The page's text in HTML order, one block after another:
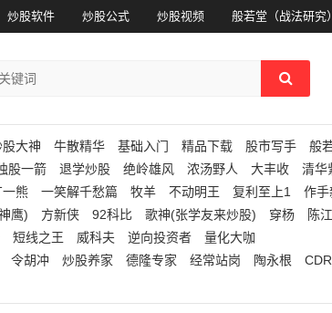
炒股软件 炒股公式 炒股视频 般若堂（战法研究）
股大神 牛散精华 基础入门 精品下载 股市写手 般
股一箭 退学炒股 绝岭雄风 浓汤野人 大丰收 清华
一熊 一笑解千愁篇 牧羊 不动明王 复利至上1 作手
鹰) 方新侠 92科比 歌神(张学友来炒股) 穿杨 陈
短线之王 威科夫 逆向投资者
量化大咖
令胡冲 炒股养家 德隆专家 经常站岗 陶永根